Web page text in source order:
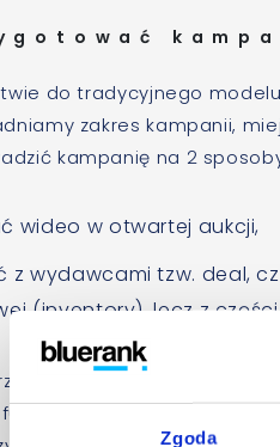
Zgoda
do tradycyjnego
zakres kampanii,
kampanię na 2
wideo w otwartej aukcji,
z wydawcami tzw. deal,
(inventory), lecz z
z dwóch platform
targetowania, ale